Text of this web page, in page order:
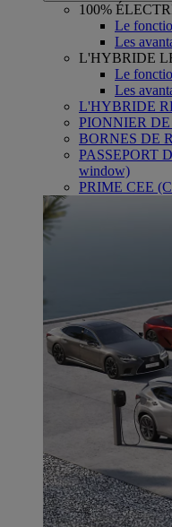
100%
Le
Les
L'HYBRIDE
Le
Les
L'HYBRIDE
PIONNIER
BORNES DE
PASSEPORT
window)
PRIME CEE